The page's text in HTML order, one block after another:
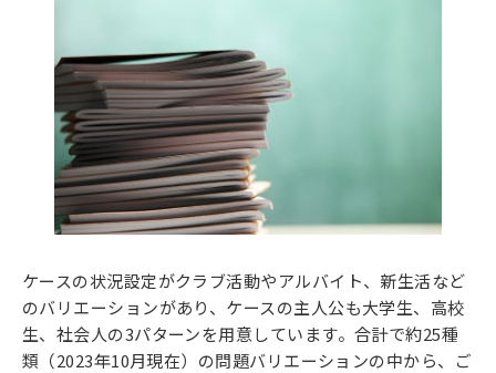
ケースの状況設定がクラブ活動やアルバイト、新生活など
のバリエーションがあり、ケースの主人公も大学生、高校
生、社会人の3パターンを用意しています。合計で約25種
類（2023年10月現在）の問題バリエーションの中から、ご